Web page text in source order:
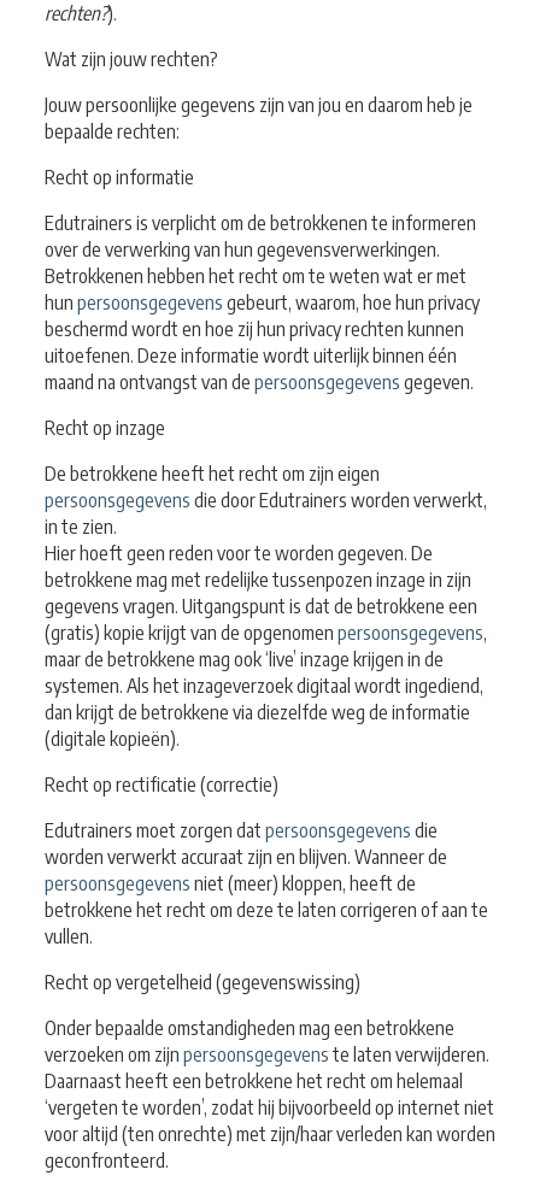
rechten?).
Wat zijn jouw rechten?
Jouw persoonlijke gegevens zijn van jou en daarom heb je
bepaalde rechten:
Recht op informatie
Edutrainers is verplicht om de betrokkenen te informeren
over de verwerking van hun gegevensverwerkingen.
Betrokkenen hebben het recht om te weten wat er met
hun persoonsgegevens gebeurt, waarom, hoe hun privacy
beschermd wordt en hoe zij hun privacy rechten kunnen
uitoefenen. Deze informatie wordt uiterlijk binnen één
maand na ontvangst van de persoonsgegevens gegeven.
Recht op inzage
De betrokkene heeft het recht om zijn eigen
persoonsgegevens die door Edutrainers worden verwerkt,
in te zien.
Hier hoeft geen reden voor te worden gegeven. De
betrokkene mag met redelijke tussenpozen inzage in zijn
gegevens vragen. Uitgangspunt is dat de betrokkene een
(gratis) kopie krijgt van de opgenomen persoonsgegevens,
maar de betrokkene mag ook ‘live’ inzage krijgen in de
systemen. Als het inzageverzoek digitaal wordt ingediend,
dan krijgt de betrokkene via diezelfde weg de informatie
(digitale kopieën).
Recht op rectificatie (correctie)
Edutrainers moet zorgen dat persoonsgegevens die
worden verwerkt accuraat zijn en blijven. Wanneer de
persoonsgegevens niet (meer) kloppen, heeft de
betrokkene het recht om deze te laten corrigeren of aan te
vullen.
Recht op vergetelheid (gegevenswissing)
Onder bepaalde omstandigheden mag een betrokkene
verzoeken om zijn persoonsgegevens te laten verwijderen.
Daarnaast heeft een betrokkene het recht om helemaal
‘vergeten te worden’, zodat hij bijvoorbeeld op internet niet
voor altijd (ten onrechte) met zijn/haar verleden kan worden
geconfronteerd.